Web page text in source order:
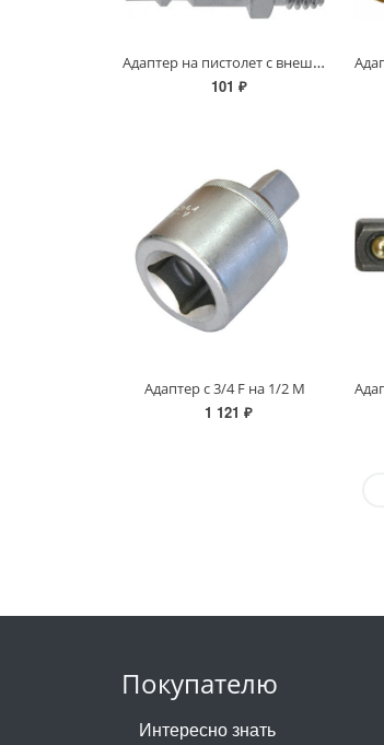
Адаптер на пистолет с внешней резьбой
101 ₽
Адаптер с 3/4 F на 1/2 М
1 121 ₽
Покупателю
Интересно знать